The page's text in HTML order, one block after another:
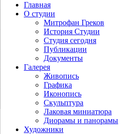
Главная
О студии
Митрофан Греков
История Студии
Студия сегодня
Публикации
Документы
Галерея
Живопись
Графика
Иконопись
Скульптура
Лаковая миниатюра
Диорамы и панорамы
Художники